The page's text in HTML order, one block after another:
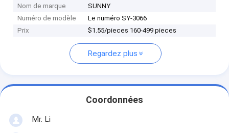
Nom de marque
SUNNY
Numéro de modèle
Le numéro SY-3066
Prix
$1.55/pieces 160-499 pieces
Regardez plus
Coordonnées
Mr. Li